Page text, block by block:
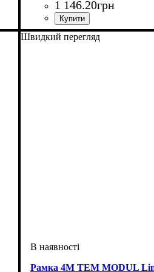
1 146.20грн
Тип електрофурнітури: Рамки
Кількість місць рамок: 7
Серія: Line
Колір: Чорний
Швидкий перегляд
Рамка 4М TEM MODUL